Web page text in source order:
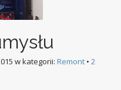
w kategorii: Remont • 2